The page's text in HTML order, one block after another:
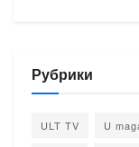
Рубрики
ULT TV U